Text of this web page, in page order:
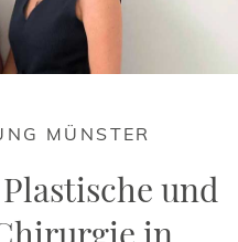
MÜNSTER
und